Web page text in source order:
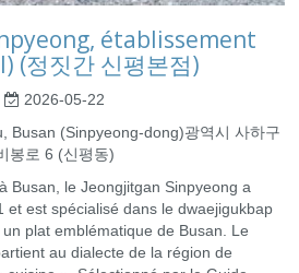
établissement
(정짓간 신평본점)
2026-05-22
Busan (Sinpyeong-dong)광역시 사하구
봉로 6 (신평동)
Busan, le Jeongjitgan Sinpyeong a
et est spécialisé dans le dwaejigukbap
plat emblématique de Busan. Le
au dialecte de la région de